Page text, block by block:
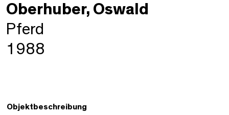
Oberhuber, Oswald
Pferd
1988
Objektbeschreibung